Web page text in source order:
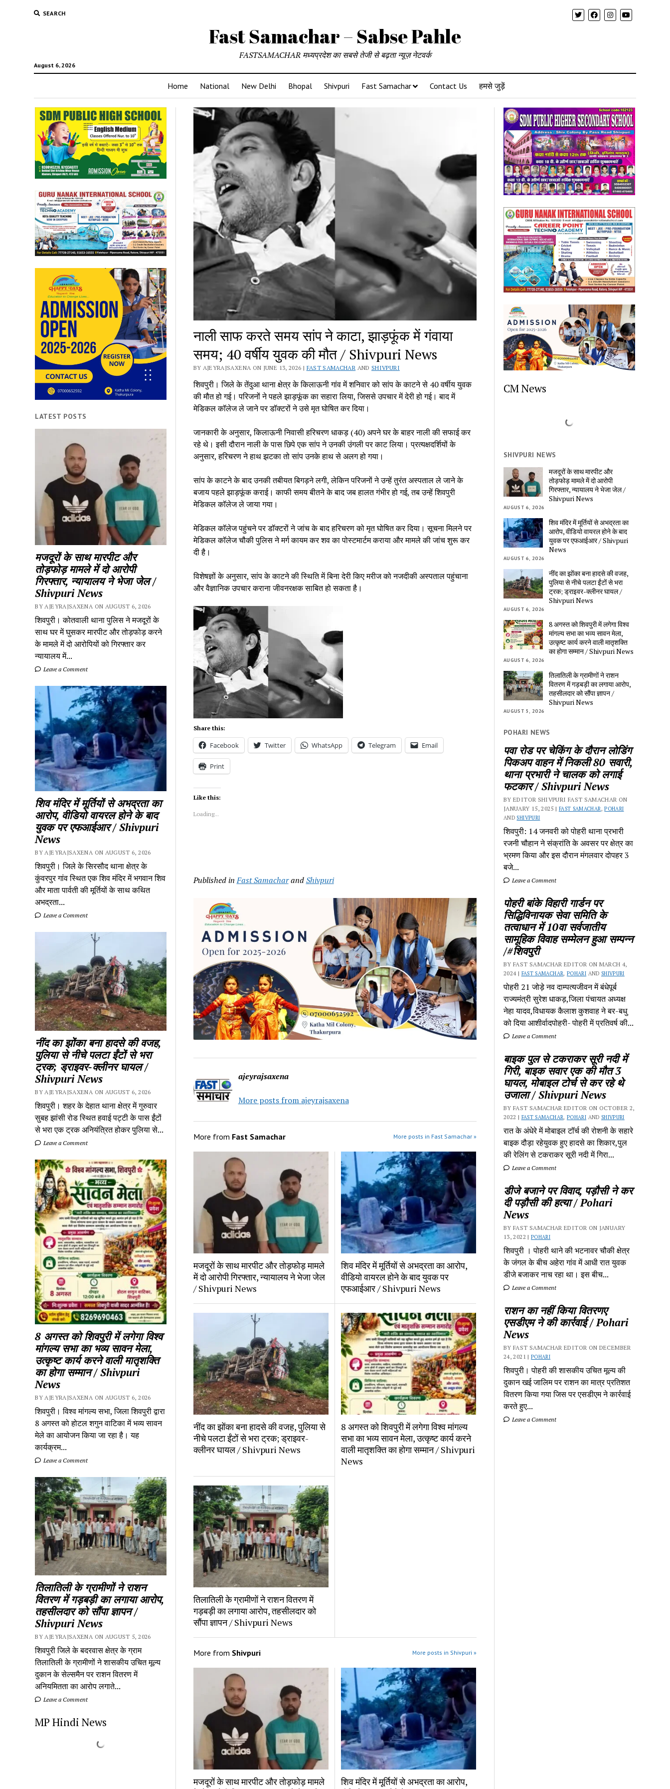
SEARCH
Fast Samachar – Sabse Pahle
August 6, 2026
FASTSAMACHAR मध्यप्रदेश का सबसे तेजी से बढ़ता न्यूज़ नेटवर्क
Home National New Delhi Bhopal Shivpuri Fast Samachar Contact Us हमसे जुड़ें
LATEST POSTS
मजदूरों के साथ मारपीट और
तोड़फोड़ मामले में दो आरोपी
गिरफ्तार, न्यायालय ने भेजा जेल /
Shivpuri News
BY AJEYRAJSAXENA ON AUGUST 6, 2026
शिवपुरी। कोतवाली थाना पुलिस ने मजदूरों के
साथ घर में घुसकर मारपीट और तोड़फोड़ करने
के मामले में दो आरोपियों को गिरफ्तार कर
न्यायालय में...
Leave a Comment
शिव मंदिर में मूर्तियों से अभद्रता का
आरोप, वीडियो वायरल होने के बाद
युवक पर एफआईआर / Shivpuri
News
BY AJEYRAJSAXENA ON AUGUST 6, 2026
शिवपुरी। जिले के सिरसौद थाना क्षेत्र के
कुंवरपुर गांव स्थित एक शिव मंदिर में भगवान शिव
और माता पार्वती की मूर्तियों के साथ कथित
अभद्रता...
Leave a Comment
नींद का झोंका बना हादसे की वजह,
पुलिया से नीचे पलटा ईंटों से भरा
ट्रक; ड्राइवर-क्लीनर घायल /
Shivpuri News
BY AJEYRAJSAXENA ON AUGUST 6, 2026
शिवपुरी। शहर के देहात थाना क्षेत्र में गुरुवार
सुबह झांसी रोड स्थित हवाई पट्टी के पास ईंटों
से भरा एक ट्रक अनियंत्रित होकर पुलिया से...
Leave a Comment
8 अगस्त को शिवपुरी में लगेगा विश्व
मांगल्य सभा का भव्य सावन मेला,
उत्कृष्ट कार्य करने वाली मातृशक्ति
का होगा सम्मान / Shivpuri
News
BY AJEYRAJSAXENA ON AUGUST 6, 2026
शिवपुरी। विश्व मांगल्य सभा, जिला शिवपुरी द्वारा
8 अगस्त को होटल शगुन वाटिका में भव्य सावन
मेले का आयोजन किया जा रहा है। यह
कार्यक्रम...
Leave a Comment
तिलातिली के ग्रामीणों ने राशन
वितरण में गड़बड़ी का लगाया आरोप,
तहसीलदार को सौंपा ज्ञापन /
Shivpuri News
BY AJEYRAJSAXENA ON AUGUST 5, 2026
शिवपुरी जिले के बदरवास क्षेत्र के ग्राम
तिलातिली के ग्रामीणों ने शासकीय उचित मूल्य
दुकान के सेल्समैन पर राशन वितरण में
अनियमितता का आरोप लगाते...
Leave a Comment
MP Hindi News
नाली साफ करते समय सांप ने काटा, झाड़फूंक में गंवाया
समय; 40 वर्षीय युवक की मौत / Shivpuri News
BY AJEYRAJSAXENA ON JUNE 13, 2026 | FAST SAMACHAR AND SHIVPURI
शिवपुरी। जिले के तेंदुआ थाना क्षेत्र के किलाऊनी गांव में शनिवार को सांप के काटने से 40 वर्षीय युवक
की मौत हो गई। परिजनों ने पहले झाड़फूंक का सहारा लिया, जिससे उपचार में देरी हो गई। बाद में
मेडिकल कॉलेज ले जाने पर डॉक्टरों ने उसे मृत घोषित कर दिया।
जानकारी के अनुसार, किलाऊनी निवासी हरिचरण धाकड़ (40) अपने घर के बाहर नाली की सफाई कर
रहे थे। इसी दौरान नाली के पास छिपे एक सांप ने उनकी उंगली पर काट लिया। प्रत्यक्षदर्शियों के
अनुसार, हरिचरण ने हाथ झटका तो सांप उनके हाथ से अलग हो गया।
सांप के काटने के बाद उनकी तबीयत बिगड़ने लगी, लेकिन परिजनों ने उन्हें तुरंत अस्पताल ले जाने के
बजाय पहले झाड़फूंक कराई। काफी समय बीतने के बाद जब हालत गंभीर हो गई, तब उन्हें शिवपुरी
मेडिकल कॉलेज ले जाया गया।
मेडिकल कॉलेज पहुंचने पर डॉक्टरों ने जांच के बाद हरिचरण को मृत घोषित कर दिया। सूचना मिलने पर
मेडिकल कॉलेज चौकी पुलिस ने मर्ग कायम कर शव का पोस्टमार्टम कराया और मामले की जांच शुरू कर
दी है।
विशेषज्ञों के अनुसार, सांप के काटने की स्थिति में बिना देरी किए मरीज को नजदीकी अस्पताल पहुंचाना
और वैज्ञानिक उपचार कराना जीवनरक्षक साबित हो सकता है।
Share this:
Facebook Twitter WhatsApp Telegram Email
Print
Like this:
Loading...
Published in Fast SamacharandShivpuri
ajeyrajsaxena
More posts from ajeyrajsaxena
More from Fast Samachar More posts in Fast Samachar »
मजदूरों के साथ मारपीट और तोड़फोड़ मामले
में दो आरोपी गिरफ्तार, न्यायालय ने भेजा जेल
/ Shivpuri News
शिव मंदिर में मूर्तियों से अभद्रता का आरोप,
वीडियो वायरल होने के बाद युवक पर
एफआईआर / Shivpuri News
नींद का झोंका बना हादसे की वजह, पुलिया से
नीचे पलटा ईंटों से भरा ट्रक; ड्राइवर-
क्लीनर घायल / Shivpuri News
8 अगस्त को शिवपुरी में लगेगा विश्व मांगल्य
सभा का भव्य सावन मेला, उत्कृष्ट कार्य करने
वाली मातृशक्ति का होगा सम्मान / Shivpuri
News
तिलातिली के ग्रामीणों ने राशन वितरण में
गड़बड़ी का लगाया आरोप, तहसीलदार को
सौंपा ज्ञापन / Shivpuri News
More from Shivpuri More posts in Shivpuri »
मजदूरों के साथ मारपीट और तोड़फोड़ मामले
शिव मंदिर में मूर्तियों से अभद्रता का आरोप,
CM News
SHIVPURI NEWS
मजदूरों के साथ मारपीट और
तोड़फोड़ मामले में दो आरोपी
गिरफ्तार, न्यायालय ने भेजा जेल /
Shivpuri News
AUGUST 6, 2026
शिव मंदिर में मूर्तियों से अभद्रता का
आरोप, वीडियो वायरल होने के बाद
युवक पर एफआईआर / Shivpuri
News
AUGUST 6, 2026
नींद का झोंका बना हादसे की वजह,
पुलिया से नीचे पलटा ईंटों से भरा
ट्रक; ड्राइवर-क्लीनर घायल /
Shivpuri News
AUGUST 6, 2026
8 अगस्त को शिवपुरी में लगेगा विश्व
मांगल्य सभा का भव्य सावन मेला,
उत्कृष्ट कार्य करने वाली मातृशक्ति
का होगा सम्मान / Shivpuri News
AUGUST 6, 2026
तिलातिली के ग्रामीणों ने राशन
वितरण में गड़बड़ी का लगाया आरोप,
तहसीलदार को सौंपा ज्ञापन /
Shivpuri News
AUGUST 5, 2026
POHARI NEWS
पवा रोड पर चेकिंग के दौरान लोडिंग
पिकअप वाहन में निकली 80 सवारी,
थाना प्रभारी ने चालक को लगाई
फटकार / Shivpuri News
BY EDITOR SHIVPURI FAST SAMACHAR ON
JANUARY 15, 2025 | FAST SAMACHAR,POHARI
AND SHIVPURI
शिवपुरी: 14 जनवरी को पोहरी थाना प्रभारी
रजनी चौहान ने संक्रांति के अवसर पर क्षेत्र का
भ्रमण किया और इस दौरान मंगलवार दोपहर 3
बजे...
Leave a Comment
पोहरी बांके विहारी गार्डन पर
सिद्धिविनायक सेवा समिति के
तत्वाधान में 10वा सर्वजातीय
सामूहिक विवाह सम्मेलन हुआ सम्पन्न
/#शिवपुरी
BY FAST SAMACHAR EDITOR ON MARCH 4,
2024 | FAST SAMACHAR, POHARI AND SHIVPURI
पोहरी 21 जोड़े नव दाम्पत्यजीवन में बंधेपूर्ब
राज्यमंत्री सुरेश धाकड़,जिला पंचायत अध्यक्ष
नेहा यादव,विधायक कैलाश कुशवाह ने बर-बधु
को दिया आशीर्वादपोहरी- पोहरी में प्रतिवर्ष की...
Leave a Comment
बाइक पुल से टकराकर सूरी नदी में
गिरी, बाइक सवार एक की मौत 3
घायल, मोबाइल टोर्च से कर रहे थे
उजाला / Shivpuri News
BY FAST SAMACHAR EDITOR ON OCTOBER 2,
2022 | FAST SAMACHAR, POHARI AND SHIVPURI
रात के अंधेरे में मोबाइल टॉर्च की रोशनी के सहारे
बाइक दौड़ा रहेयुवक हुए हादसे का शिकार,पुल
की रेलिंग से टकराकर सूरी नदी में गिरा...
Leave a Comment
डीजे बजाने पर विवाद, पड़ौसी ने कर
दी पड़ौसी की हत्या / Pohari
News
BY FAST SAMACHAR EDITOR ON JANUARY
13, 2022 | POHARI
शिवपुरी‎ । पोहरी थाने की भटनावर चौकी क्षेत्र‎
के जंगल के बीच अहेरा गांव में‎ आधी रात युवक
डीजे बजाकर‎ नाच रहा था। इस बीच...
Leave a Comment
राशन का नहीं किया वितरणए
एसडीएम ने की कार्रवाई / Pohari
News
BY FAST SAMACHAR EDITOR ON DECEMBER
24, 2021 | POHARI
शिवपुरी। पोहरी की शासकीय उचित मूल्य की
दुकान खई जालिम पर राशन का मात्र प्रतिशत
वितरण किया गया जिस पर एसडीएम ने कार्रवाई
करते हुए...
Leave a Comment